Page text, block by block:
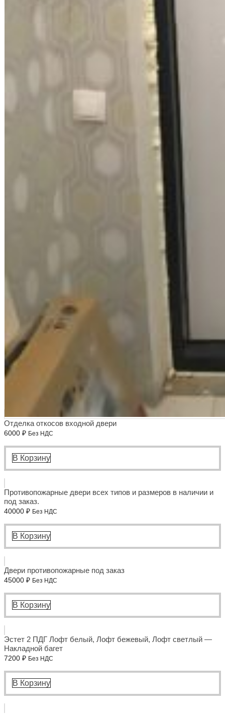
Отделка откосов входной двери
6000 ₽ Без НДС
В Корзину
Противопожарные двери всех типов и размеров в наличии и
под заказ.
40000 ₽ Без НДС
В Корзину
Двери противопожарные под заказ
45000 ₽ Без НДС
В Корзину
Эстет 2 ПДГ Лофт белый, Лофт бежевый, Лофт светлый —
Накладной багет
7200 ₽ Без НДС
В Корзину